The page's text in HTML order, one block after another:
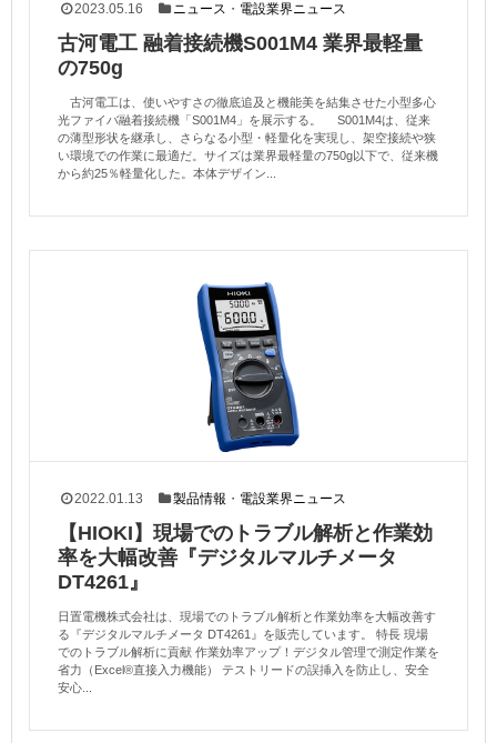
2023.05.16 ニュース ・ 電設業界ニュース
古河電工 融着接続機S001M4 業界最軽量
の750g
古河電工は、使いやすさの徹底追及と機能美を結集させた小型多心
光ファイバ融着接続機「S001M4」を展示する。 S001M4は、従来
の薄型形状を継承し、さらなる小型・軽量化を実現し、架空接続や狭
い環境での作業に最適だ。サイズは業界最軽量の750g以下で、従来機
から約25％軽量化した。本体デザイン...
2022.01.13 製品情報 ・ 電設業界ニュース
【HIOKI】現場でのトラブル解析と作業効
率を大幅改善『デジタルマルチメータ
DT4261』
日置電機株式会社は、現場でのトラブル解析と作業効率を大幅改善す
る『デジタルマルチメータ DT4261』を販売しています。 特長 現場
でのトラブル解析に貢献 作業効率アップ！デジタル管理で測定作業を
省力（Excel®直接入力機能） テストリードの誤挿入を防止し、安全
安心...